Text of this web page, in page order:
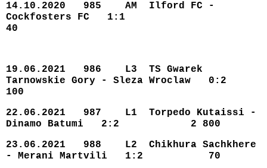
14.10.2020 985 AM Ilford FC -
Cockfosters FC 1:1
40
19.06.2021 986 L3 TS Gwarek
Tarnowskie Gory - Sleza Wroclaw 0:2
100
22.06.2021 987 L1 Torpedo Kutaissi -
Dinamo Batumi 2:2 2 800
23.06.2021 988 L2 Chikhura Sachkhere
- Merani Martvili 1:2 70